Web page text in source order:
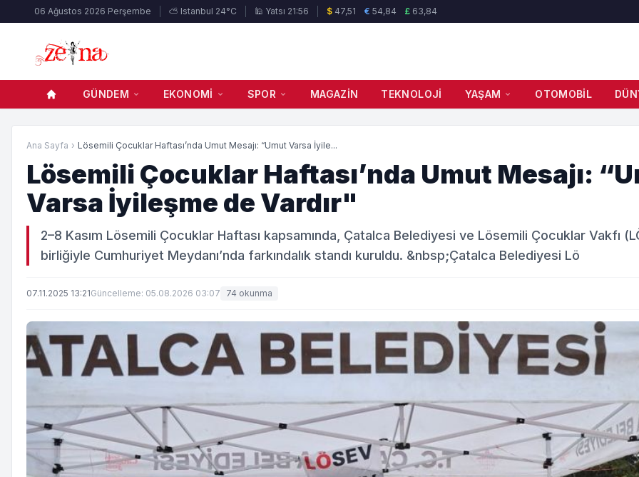
06 Ağustos 2026 Perşembe ⛅ Istanbul 24°C 🕌 Yatsı 21:56 $ 47,51 € 54,84 £ 63,84
GÜNDEM EKONOMI SPOR MAGAZIN TEKNOLOJI YAŞAM OTOMOBIL
Ana Sayfa › Lösemili Çocuklar Haftası’nda Umut Mesajı: “Umut Varsa İyile...
Lösemili Çocuklar Haftası’nda Umut Mesajı:
Varsa İyileşme de Vardır"
2–8 Kasım Lösemili Çocuklar Haftası kapsamında, Çatalca Belediyesi ve Lösemili Çocuklar Vakfı
birliğiyle Cumhuriyet Meydanı’nda farkındalık standı kuruldu. &nbsp;Çatalca Belediyesi Lö
07.11.2025 13:21Güncelleme: 05.08.2026 03:07 74 okunma